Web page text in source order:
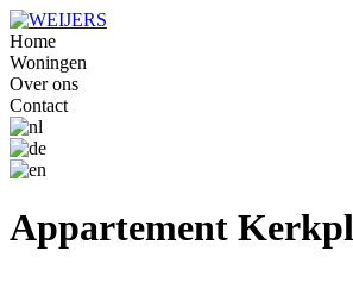
Home
Woningen
Over ons
Contact
Appartement